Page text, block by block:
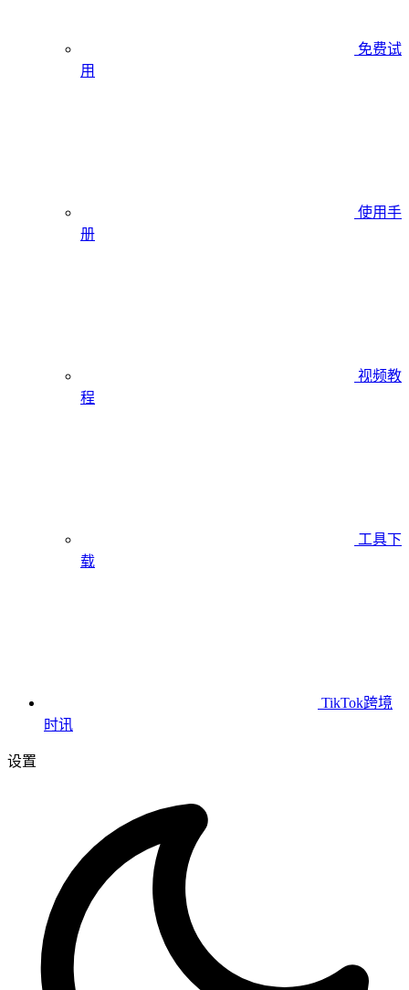
免费试
用
使用手
册
视频教
程
工具下
载
TikTok跨境
时讯
设置